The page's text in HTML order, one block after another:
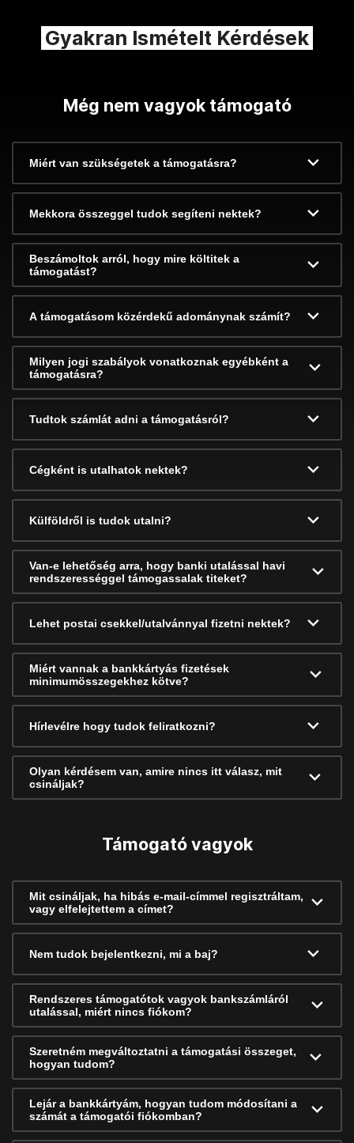
Gyakran Ismételt Kérdések
Még nem vagyok támogató
Miért van szükségetek a támogatásra?
Mekkora összeggel tudok segíteni nektek?
Beszámoltok arról, hogy mire költitek a
támogatást?
A támogatásom közérdekű adománynak számít?
Milyen jogi szabályok vonatkoznak egyébként a
támogatásra?
Tudtok számlát adni a támogatásról?
Cégként is utalhatok nektek?
Külföldről is tudok utalni?
Van-e lehetőség arra, hogy banki utalással havi
rendszerességgel támogassalak titeket?
Lehet postai csekkel/utalvánnyal fizetni nektek?
Miért vannak a bankkártyás fizetések
minimumösszegekhez kötve?
Hírlevélre hogy tudok feliratkozni?
Olyan kérdésem van, amire nincs itt válasz, mit
csináljak?
Támogató vagyok
Mit csináljak, ha hibás e-mail-címmel regisztráltam,
vagy elfelejtettem a címet?
Nem tudok bejelentkezni, mi a baj?
Rendszeres támogatótok vagyok bankszámláról
utalással, miért nincs fiókom?
Szeretném megváltoztatni a támogatási összeget,
hogyan tudom?
Lejár a bankkártyám, hogyan tudom módosítani a
számát a támogatói fiókomban?